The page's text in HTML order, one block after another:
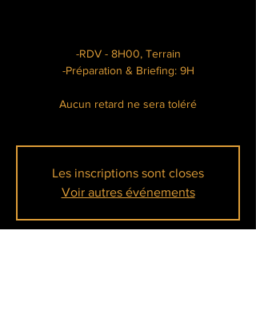
-RDV - 8H00, Terrain
-Préparation & Briefing: 9H
Aucun retard ne sera toléré
Les inscriptions sont closes
Voir autres événements